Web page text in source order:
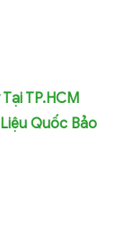
TP.HCM
Quốc Bảo